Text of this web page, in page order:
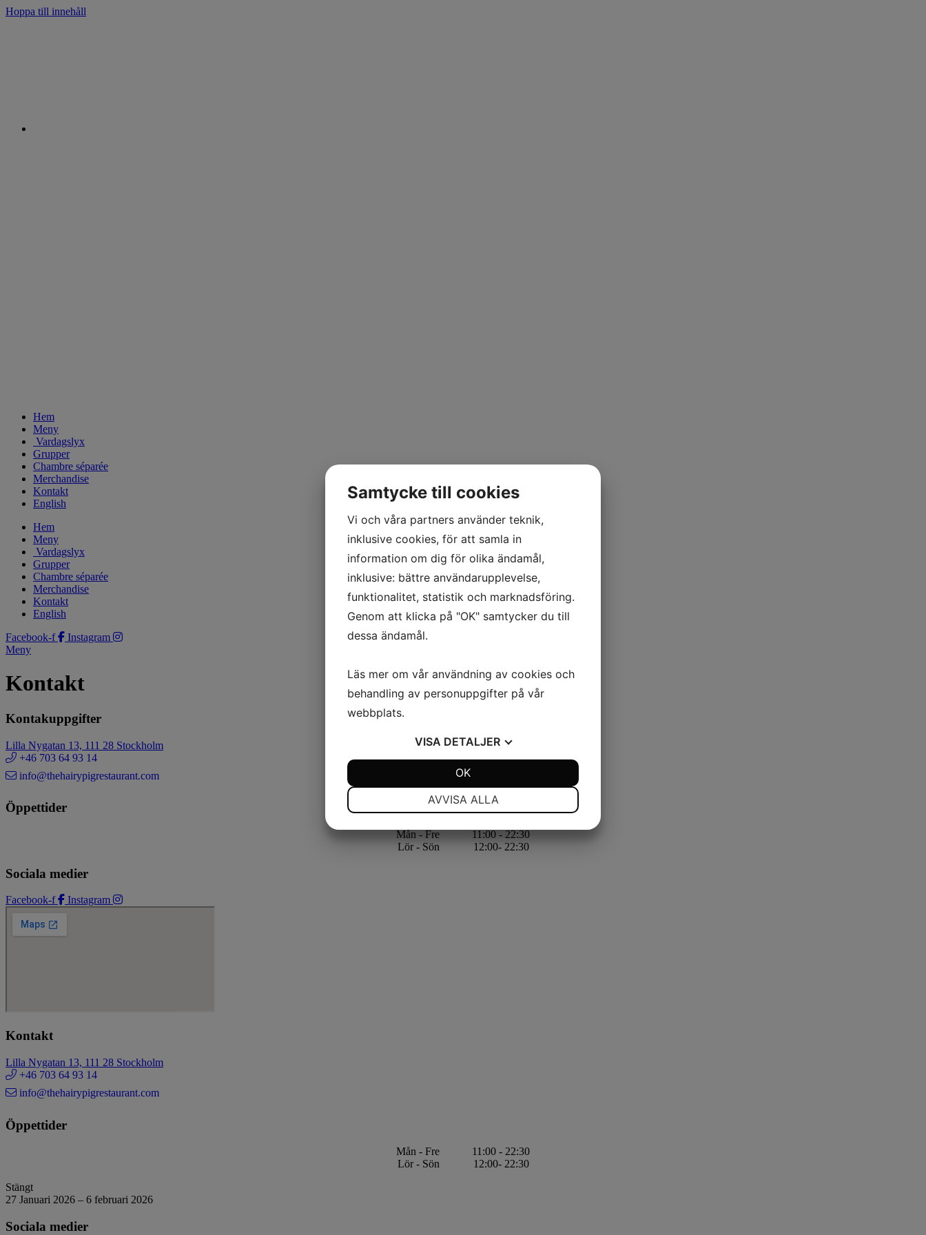
Hoppa till innehåll
Hem
Meny
Vardagslyx
Grupper
Chambre séparée
Merchandise
Kontakt
English
Hem
Meny
Vardagslyx
Grupper
Chambre séparée
Merchandise
Kontakt
English
Facebook-f
Instagram
Meny
Kontakt
Kontakuppgifter
Lilla Nygatan 13, 111 28 Stockholm
+46 703 64 93 14
info@thehairypigrestaurant.com
Öppettider
Mån - Fre
11:00 - 22:30
Lör - Sön
12:00- 22:30
Sociala medier
Facebook-f Instagram
Kontakt
Lilla Nygatan 13, 111 28 Stockholm
+46 703 64 93 14
info@thehairypigrestaurant.com
Öppettider
Mån - Fre
11:00 - 22:30
Lör - Sön
12:00- 22:30
Stängt
27 Januari 2026 – 6 februari 2026
Sociala medier
Samtycke till cookies
Vi och våra partners använder teknik,
inklusive cookies, för att samla in
information om dig för olika ändamål,
inklusive: bättre användarupplevelse,
funktionalitet, statistik och marknadsföring.
Genom att klicka på "OK" samtycker du till
dessa ändamål.
Läs mer om vår användning av cookies och
behandling av personuppgifter på vår
webbplats.
VISA DETALJER
MARKNADSFÖRING STATISTIK
AVVISA ALLA
OK